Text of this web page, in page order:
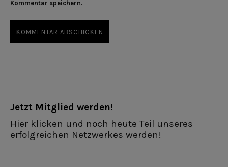
Kommentar speichern.
Jetzt Mitglied werden!
Hier klicken und noch heute Teil unseres
erfolgreichen Netzwerkes werden!